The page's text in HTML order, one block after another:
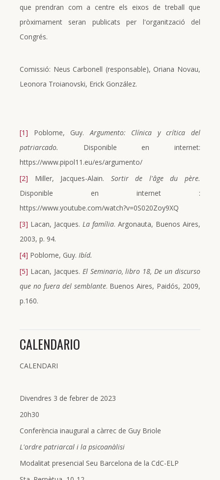
que prendran com a centre els eixos de treball que
pròximament seran publicats per l'organització del
Congrés.
Comissió: Neus Carbonell (responsable), Oriana Novau,
Leonora Troianovski, Erick González.
[1] Poblome, Guy. Argumento: Clínica y crítica del
patriarcado. Disponible en internet:
https://www.pipol11.eu/es/argumento/
[2] Miller, Jacques-Alain. Sortir de l'âge du père.
Disponible en internet :
https://www.youtube.com/watch?v=0S020Zoy9XQ
[3] Lacan, Jacques. La família. Argonauta, Buenos Aires,
2003, p. 94.
[4] Poblome, Guy. Ibíd.
[5] Lacan, Jacques. El Seminario, libro 18, De un discurso
que no fuera del semblante. Buenos Aires, Paidós, 2009,
p.160.
CALENDARIO
CALENDARI
Divendres 3 de febrer de 2023
20h30
Conferència inaugural a càrrec de Guy Briole
L'ordre patriarcal i la psicoanàlisi
Modalitat presencial Seu Barcelona de la CdC-ELP